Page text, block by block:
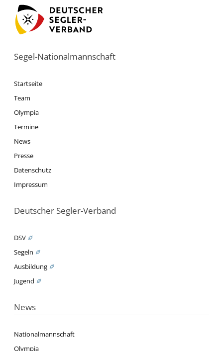
Segel-Nationalmannschaft
Startseite
Team
Olympia
Termine
News
Presse
Datenschutz
Impressum
Deutscher Segler-Verband
DSV
Segeln
Ausbildung
Jugend
News
Nationalmannschaft
Olympia